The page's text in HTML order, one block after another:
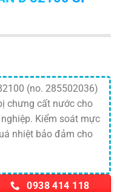
(no. 285502036)
chưng cất nước cho
Kiểm soát mực
nhiệt bảo đảm cho
0938 414 118